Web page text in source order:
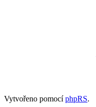
Vytvořeno pomocíphpRS.